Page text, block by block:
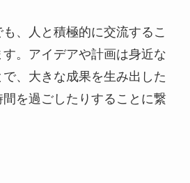
、人と積極的に交流するこ
。アイデアや計画は身近な
、大きな成果を生み出した
間を過ごしたりすることに繋